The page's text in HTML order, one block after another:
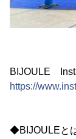
BIJOULE
https://
◆BIJOULEと